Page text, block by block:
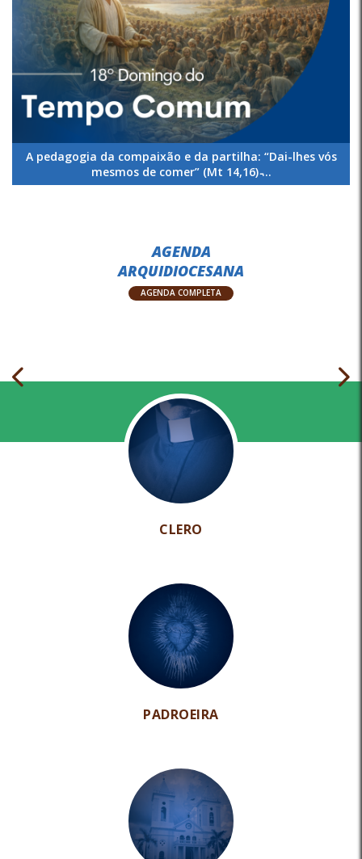
A pedagogia da compaixão e da partilha: “Dai-lhes vós
mesmos de comer” (Mt 14,16) ̵...
AGENDA
ARQUIDIOCESANA
AGENDA COMPLETA
CLERO
PADROEIRA